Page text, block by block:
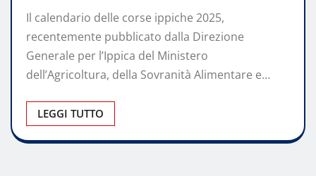
Il calendario delle corse ippiche 2025,
recentemente pubblicato dalla Direzione
Generale per l’Ippica del Ministero
dell’Agricoltura, della Sovranità Alimentare e…
LEGGI TUTTO